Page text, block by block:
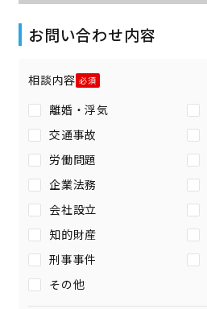
お問い合わせ内容
相談内容
離婚・浮気
交通事故
労働問題
企業法務
会社設立
知的財産
刑事事件
その他